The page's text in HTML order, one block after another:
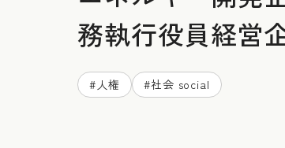
務執行役員経営
#人権 #社会 social